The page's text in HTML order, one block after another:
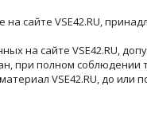
сайте VSE42.RU,
на сайте VSE42.RU,
при полном соблюдении
VSE42.RU, до или